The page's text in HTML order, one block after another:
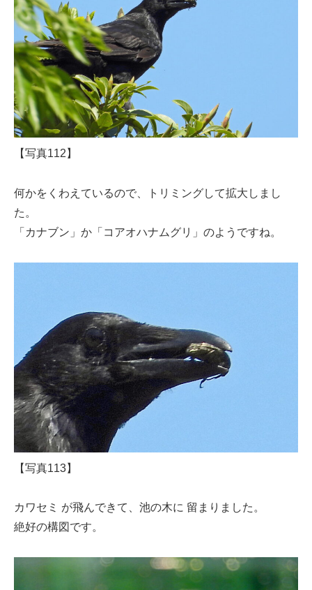
【写真112】
何かをくわえているので、トリミングして拡大しまし
た。
「カナブン」か「コアオハナムグリ」のようですね。
【写真113】
カワセミ が飛んできて、池の木に 留まりました。
絶好の構図です。